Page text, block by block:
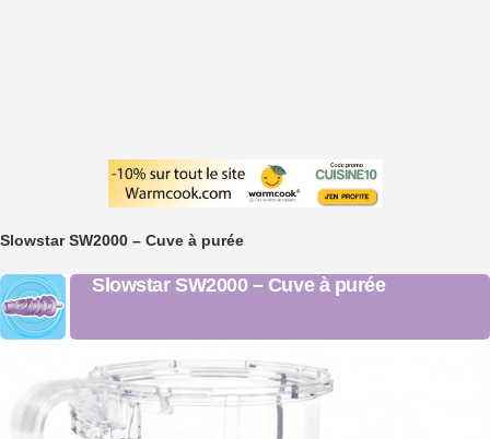
Slowstar SW2000 – Cuve à purée
Slowstar SW2000 – Cuve à purée